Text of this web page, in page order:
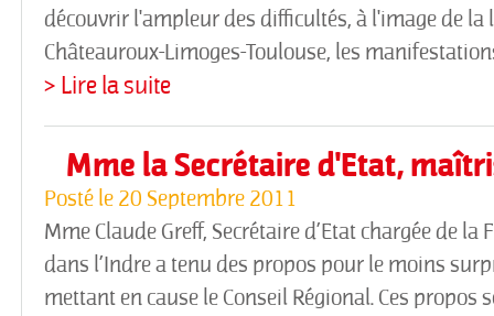
découvrir l'ampleur des difficultés, à l'image de la
Châteauroux-Limoges-Toulouse, les
> Lire la suite
Mme la Secrétaire d'Etat,
Posté le 20 Septembre 2011
Mme Claude Greff, Secrétaire d’Etat chargée de
dans l’Indre a tenu des propos pour le moins
mettant en cause le Conseil Régional. Ces propos